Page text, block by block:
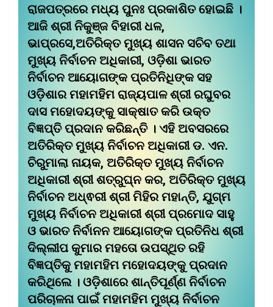
ରାଜପତ୍ରରେ ମଧ୍ୟ ପୁନଃ ପ୍ରକାଶିତ ହୋଇଛି ।
ଆଜି ଶ୍ରୀ ନିକୁଞ୍ଜ ବିହାରୀ ଧଳ,
ଭାପ୍ରସେ,ଅତିରିକ୍ତ ମୁଖ୍ୟ ଶାସନ ସଚିବ ତଥା
ମୁଖ୍ୟ ନିର୍ବାଚନ ଅଧିକାରୀ, ଓଡ଼ିଶା ଭାରତ
ନିର୍ବାଚନ ଆୟୋଗଙ୍କ ପ୍ରତିନିଧିଙ୍କ ସହ
ଓଡ଼ିଶାର ମହାମହିମ ରାଜ୍ୟପାଳ ଶ୍ରୀ ରଘୁବର
ଦାସ ମହୋଦୟଙ୍କୁ ସାକ୍ଷାତ କରି ଉକ୍ତ
ବିଜ୍ଞପ୍ତି ପ୍ରଦାନ କରିଛନ୍ତି । ଏହି ଅବସରରେ
ଅତିରିକ୍ତ ମୁଖ୍ୟ ନିର୍ବାଚନ ଅଧିକାରୀ ଡ. ଏନ.
ଚିରୁମାଲା ନାୟକ, ଅତିରିକ୍ତ ମୁଖ୍ୟ ନିର୍ବାଚନ
ଅଧିକାରୀ ଶ୍ରୀ ଶତ୍ରୁଘ୍ନ କର, ଅତିରିକ୍ତ ମୁଖ୍ୟ
ନିର୍ବାଚନ ଅଧ୍ଵରୀ ଶ୍ରୀ ମିହିର ମହାନ୍ତି, ଯୁଗ୍ମ
ମୁଖ୍ୟ ନିର୍ବାଚନ ଅଧିକାରୀ ଶ୍ରୀ ପ୍ରମୋଦ ସାହୁ
ଓ ଭାରତ ନିର୍ବାନନ ଆୟୋଗଙ୍କ ପ୍ରତିନିଧ ଶ୍ରୀ
ଦିଲ୍ଲୀପ କୁମାର ମହତୋ ଉପସ୍ଥିତ ରହି
ବିଜ୍ଞପ୍ତିକୁ ମହାମହିମ ମହୋଦୟଙ୍କୁ ପ୍ରଦାନ
କରିଥିଲେ । ଓଡ଼ିଶାରେ ଶାନ୍ତିପୂର୍ଣ୍ଣ ନିର୍ବାଚନ
ପରିଚାଳନା ପାଇଁ ମହାମହିମ ମୁଖ୍ୟ ନିର୍ବାଚନ